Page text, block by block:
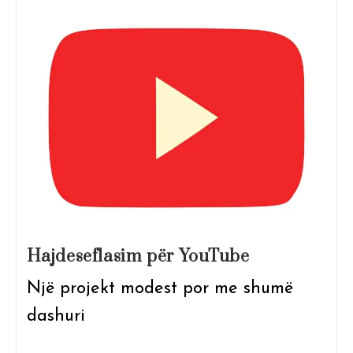
Hajdeseflasim për YouTube
Një projekt modest por me shumë
dashuri